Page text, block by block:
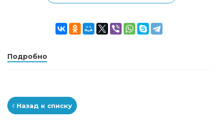
Подробно
Назад к списку